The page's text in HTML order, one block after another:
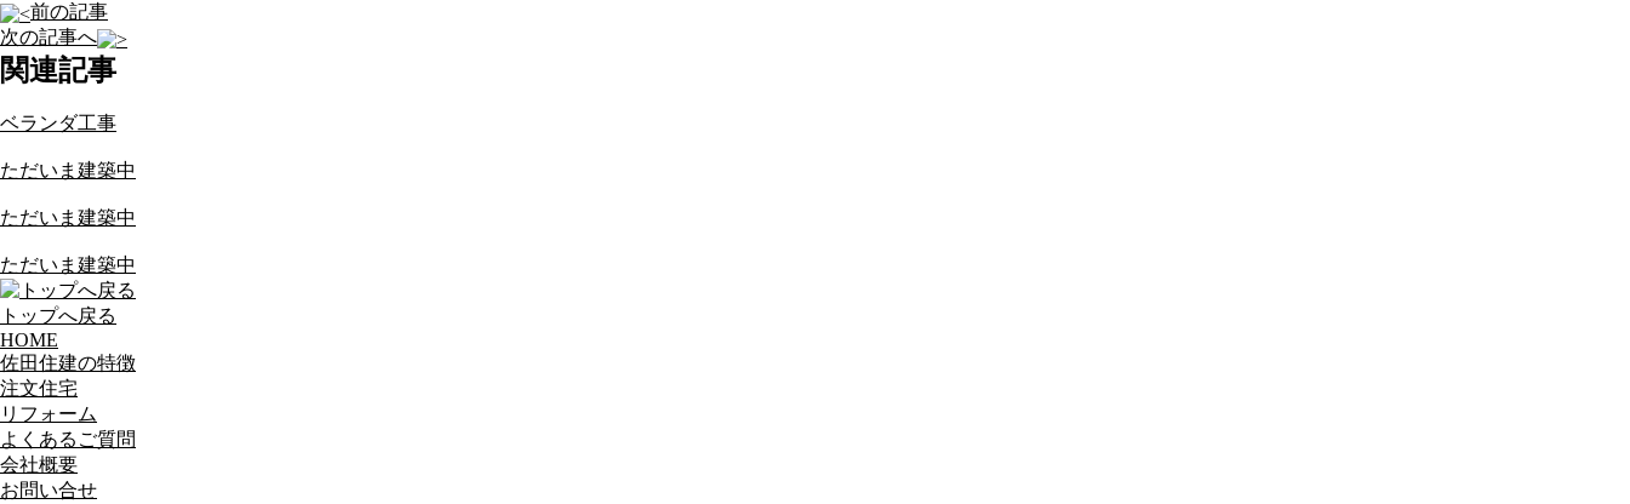
前の記事
次の記事へ
関連記事
ベランダ工事
ただいま建築中
ただいま建築中
ただいま建築中
トップへ戻る
HOME
佐田住建の特徴
注文住宅
リフォーム
よくあるご質問
会社概要
お問い合せ